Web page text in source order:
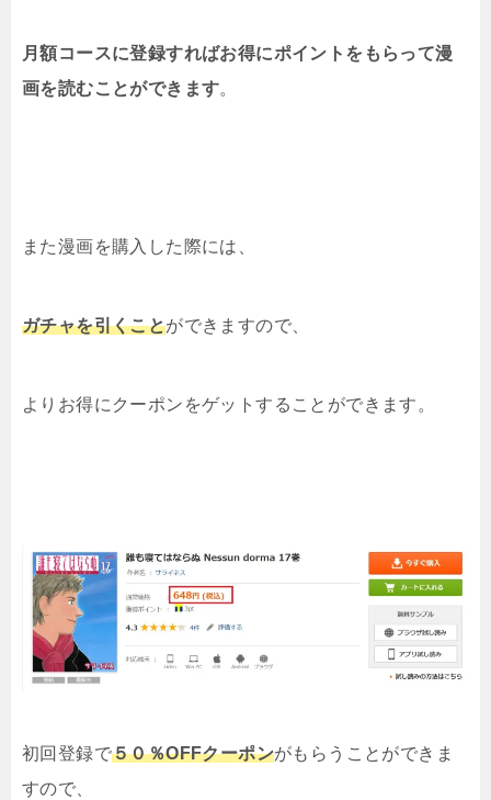
月額コースに登録すればお得にポイントをもらって漫
画を読むことができます。
また漫画を購入した際には、
ガチャを引くことができますので、
よりお得にクーポンをゲットすることができます。
初回登録で５０％OFFクーポンがもらうことができま
すので、